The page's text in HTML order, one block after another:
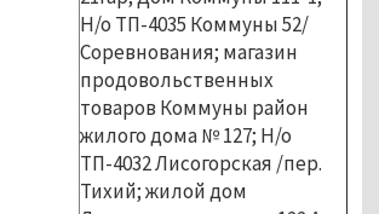
Н/о ТП-4035 Коммуны 52/
Соревнования; магазин
продовольственных
товаров Коммуны район
жилого дома № 127; Н/о
ТП-4032 Лисогорская /пер.
Тихий; жилой дом